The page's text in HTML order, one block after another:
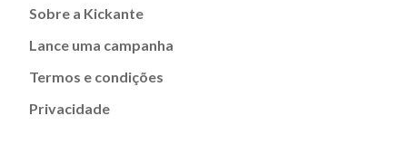
Sobre a Kickante
Lance uma campanha
Termos e condições
Privacidade